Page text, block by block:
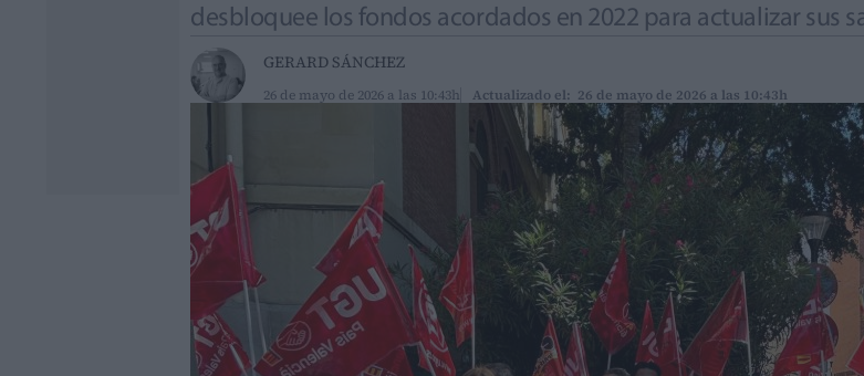
desbloquee los fondos acordados en 2022 para actualizar sus
GERARD SÁNCHEZ
26 de mayo de 2026 a las 10:43h Actualizado el: 26 de mayo de 2026 a las 10:43h